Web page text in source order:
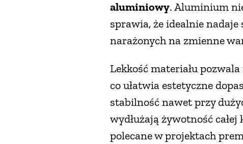
aluminiowy. Aluminium
sprawia, że idealnie
narażonych na zmienne
Lekkość materiału
co ułatwia estetyczne
stabilność nawet przy
wydłużają żywotność
polecane w projektach